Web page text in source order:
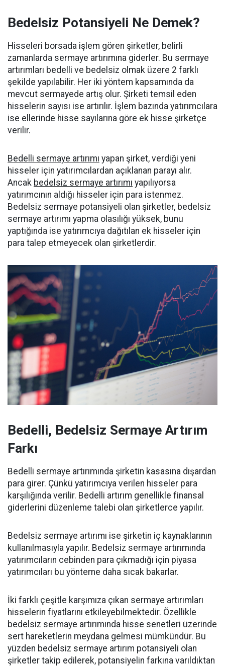
Bedelsiz Potansiyeli Ne Demek?
Hisseleri borsada işlem gören şirketler, belirli
zamanlarda sermaye artırımına giderler. Bu sermaye
artırımları bedelli ve bedelsiz olmak üzere 2 farklı
şekilde yapılabilir. Her iki yöntem kapsamında da
mevcut sermayede artış olur. Şirketi temsil eden
hisselerin sayısı ise artırılır. İşlem bazında yatırımcılara
ise ellerinde hisse sayılarına göre ek hisse şirketçe
verilir.
Bedelli sermaye artırımı yapan şirket, verdiği yeni
hisseler için yatırımcılardan açıklanan parayı alır.
Ancak bedelsiz sermaye artırımı yapılıyorsa
yatırımcının aldığı hisseler için para istenmez.
Bedelsiz sermaye potansiyeli olan şirketler, bedelsiz
sermaye artırımı yapma olasılığı yüksek, bunu
yaptığında ise yatırımcıya dağıtılan ek hisseler için
para talep etmeyecek olan şirketlerdir.
Bedelli, Bedelsiz Sermaye Artırım
Farkı
Bedelli sermaye artırımında şirketin kasasına dışardan
para girer. Çünkü yatırımcıya verilen hisseler para
karşılığında verilir. Bedelli artırım genellikle finansal
giderlerini düzenleme talebi olan şirketlerce yapılır.
Bedelsiz sermaye artırımı ise şirketin iç kaynaklarının
kullanılmasıyla yapılır. Bedelsiz sermaye artırımında
yatırımcıların cebinden para çıkmadığı için piyasa
yatırımcıları bu yönteme daha sıcak bakarlar.
İki farklı çeşitle karşımıza çıkan sermaye artırımları
hisselerin fiyatlarını etkileyebilmektedir. Özellikle
bedelsiz sermaye artırımında hisse senetleri üzerinde
sert hareketlerin meydana gelmesi mümkündür. Bu
yüzden bedelsiz sermaye artırım potansiyeli olan
şirketler takip edilerek, potansiyelin farkına varıldıktan